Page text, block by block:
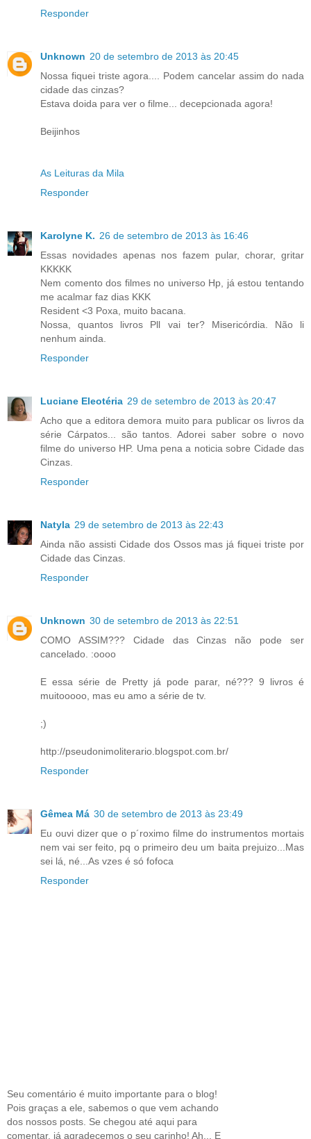
Responder
Unknown 20 de setembro de 2013 às 20:45
Nossa fiquei triste agora.... Podem cancelar assim do nada
cidade das cinzas?
Estava doida para ver o filme... decepcionada agora!
Beijinhos
As Leituras da Mila
Responder
Karolyne K. 26 de setembro de 2013 às 16:46
Essas novidades apenas nos fazem pular, chorar, gritar
KKKKK
Nem comento dos filmes no universo Hp, já estou tentando
me acalmar faz dias KKK
Resident <3 Poxa, muito bacana.
Nossa, quantos livros Pll vai ter? Misericórdia. Não li
nenhum ainda.
Responder
Luciane Eleotéria 29 de setembro de 2013 às 20:47
Acho que a editora demora muito para publicar os livros da
série Cárpatos... são tantos. Adorei saber sobre o novo
filme do universo HP. Uma pena a noticia sobre Cidade das
Cinzas.
Responder
Natyla 29 de setembro de 2013 às 22:43
Ainda não assisti Cidade dos Ossos mas já fiquei triste por
Cidade das Cinzas.
Responder
Unknown 30 de setembro de 2013 às 22:51
COMO ASSIM??? Cidade das Cinzas não pode ser
cancelado. :oooo
E essa série de Pretty já pode parar, né??? 9 livros é
muitooooo, mas eu amo a série de tv.
;)
http://pseudonimoliterario.blogspot.com.br/
Responder
Gêmea Má 30 de setembro de 2013 às 23:49
Eu ouvi dizer que o p´roximo filme do instrumentos mortais
nem vai ser feito, pq o primeiro deu um baita prejuizo...Mas
sei lá, né...As vzes é só fofoca
Responder
Seu comentário é muito importante para o blog!
Pois graças a ele, sabemos o que vem achando
dos nossos posts. Se chegou até aqui para
comentar, já agradecemos o seu carinho! Ah... E